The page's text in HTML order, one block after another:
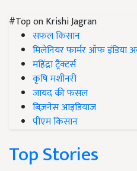
#Top on Krishi Jagran
सफल किसान
मिलेनियर फार्मर ऑफ इंडिया
महिंद्रा ट्रैक्टर्स
कृषि मशीनरी
जायद की फसल
बिज़नेस आइडियाज
पीएम किसान
Top Stories